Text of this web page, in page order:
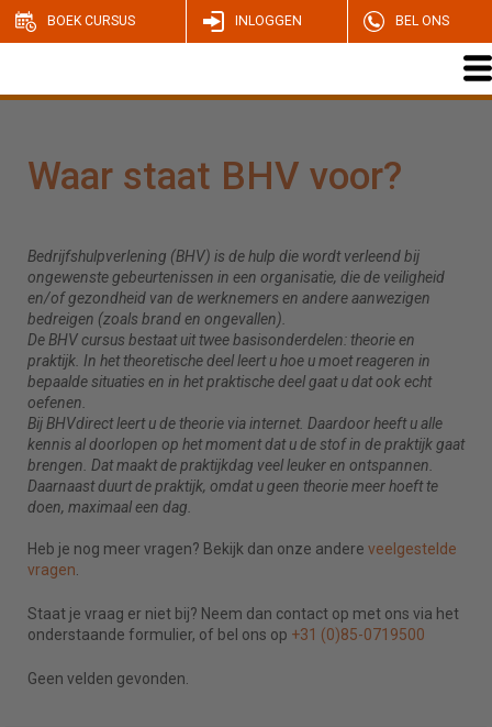
BOEK CURSUS INLOGGEN BEL ONS
Waar staat BHV voor?
Bedrijfshulpverlening (BHV) is de hulp die wordt verleend bij
ongewenste gebeurtenissen in een organisatie, die de veiligheid
en/of gezondheid van de werknemers en andere aanwezigen
bedreigen (zoals brand en ongevallen).
De BHV cursus bestaat uit twee basisonderdelen: theorie en
praktijk. In het theoretische deel leert u hoe u moet reageren in
bepaalde situaties en in het praktische deel gaat u dat ook echt
oefenen.
Bij BHVdirect leert u de theorie via internet. Daardoor heeft u alle
kennis al doorlopen op het moment dat u de stof in de praktijk gaat
brengen. Dat maakt de praktijkdag veel leuker en ontspannen.
Daarnaast duurt de praktijk, omdat u geen theorie meer hoeft te
doen, maximaal een dag.
Heb je nog meer vragen? Bekijk dan onze andere veelgestelde
vragen.
Staat je vraag er niet bij? Neem dan contact op met ons via het
onderstaande formulier, of bel ons op +31 (0)85-0719500
Geen velden gevonden.